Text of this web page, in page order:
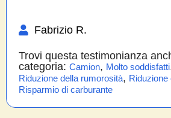
Fabrizio R.
Trovi questa testimonianza
categoria: Camion, Molto soddisfatti
Riduzione della rumorosità,
Risparmio di carburante